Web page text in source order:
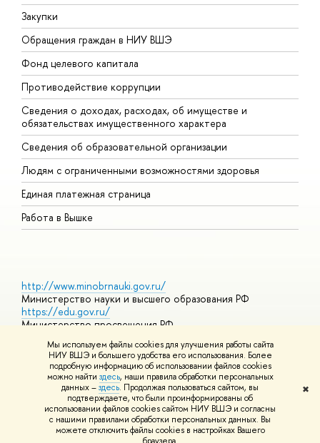
Мы используем файлы cookies для улучшения работы сайта
НИУ ВШЭ и большего удобства его использования. Более
подробную информацию об использовании файлов cookies
можно найти здесь, наши правила обработки персональных
данных –здесь. Продолжая пользоваться сайтом, вы
подтверждаете, что были проинформированы об
использовании файлов cookies сайтом НИУ ВШЭ и согласны
с нашими правилами обработки персональных данных. Вы
можете отключить файлы cookies в настройках Вашего
✖
Закупки
Обращения граждан в НИУ ВШЭ
Фонд целевого капитала
Противодействие коррупции
Сведения о доходах, расходах, об имуществе и
обязательствах имущественного характера
Сведения об образовательной организации
Людям с ограниченными возможностями здоровья
Единая платежная страница
Работа в Вышке
http://www.minobrnauki.gov.ru/
Министерство науки и высшего образования РФ
https://edu.gov.ru/
Министерство просвещения РФ
Массовые открытые онлайн-курсы
© НИУ ВШЭ 1993–2026 Адреса и контактыУсловия
использования материалов Политика конфиденциальности
Шрифты HSE Sans и HSE Slab разработаны вШколе дизайна НИУ